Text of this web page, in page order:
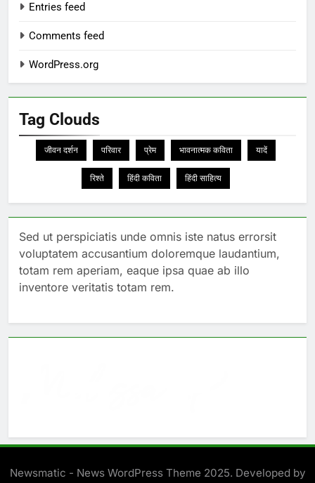
Entries feed
Comments feed
WordPress.org
Tag Clouds
जीवन दर्शन परिवार प्रेम भावनात्मक कविता यादें
रिश्ते हिंदी कविता हिंदी साहित्य
Sed ut perspiciatis unde omnis iste natus errorsit
voluptatem accusantium doloremque laudantium,
totam rem aperiam, eaque ipsa quae ab illo
inventore veritatis totam rem.
Newsmatic - News WordPress Theme 2025. Developed by